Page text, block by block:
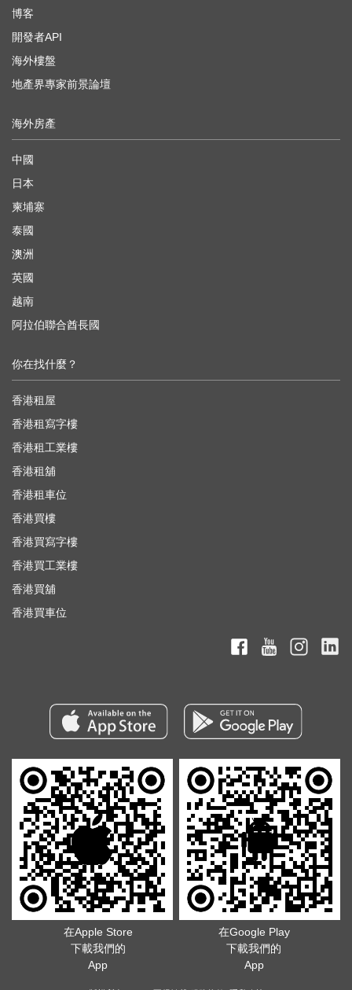
博客
開發者API
海外樓盤
地產界專家前景論壇
海外房產
中國
日本
柬埔寨
泰國
澳洲
英國
越南
阿拉伯聯合酋長國
你在找什麼？
香港租屋
香港租寫字樓
香港租工業樓
香港租舖
香港租車位
香港買樓
香港買寫字樓
香港買工業樓
香港買舖
香港買車位
在Apple Store
下載我們的
App
在Google Play
下載我們的
App